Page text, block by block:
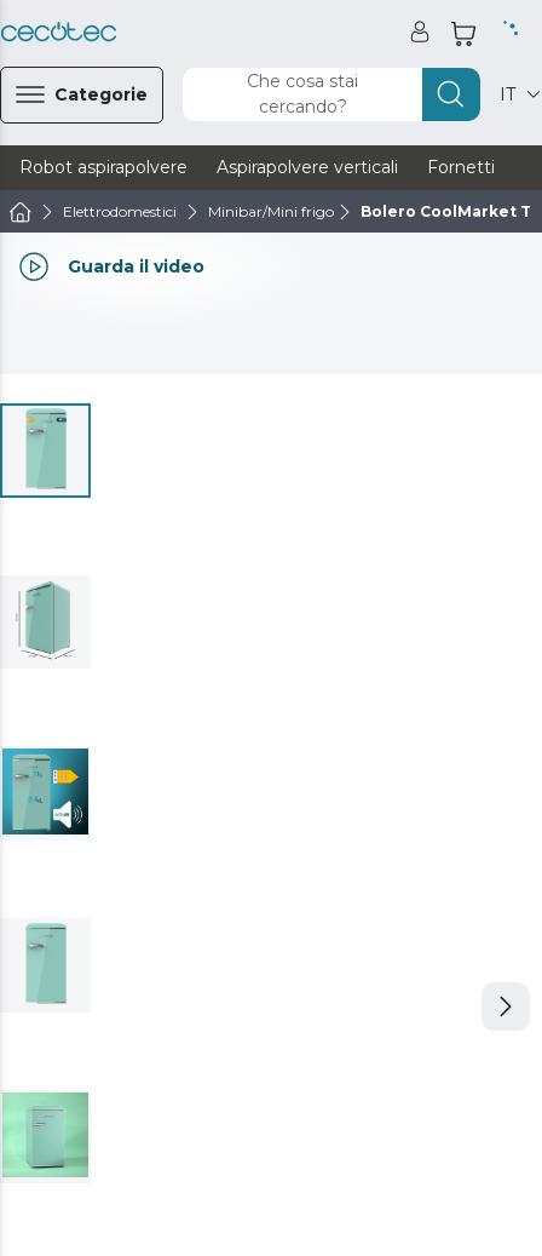
Categorie
Che cosa stai
cercando?
IT
Robot aspirapolvere Aspirapolvere verticali Fornetti
Elettrodomestici Minibar/Mini frigo Bolero CoolMarket
Guarda il video